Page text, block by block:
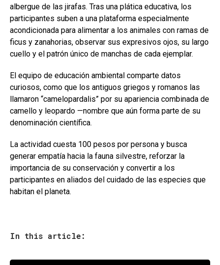
albergue de las jirafas. Tras una plática educativa, los
participantes suben a una plataforma especialmente
acondicionada para alimentar a los animales con ramas de
ficus y zanahorias, observar sus expresivos ojos, su largo
cuello y el patrón único de manchas de cada ejemplar.
El equipo de educación ambiental comparte datos
curiosos, como que los antiguos griegos y romanos las
llamaron “camelopardalis” por su apariencia combinada de
camello y leopardo —nombre que aún forma parte de su
denominación científica.
La actividad cuesta 100 pesos por persona y busca
generar empatía hacia la fauna silvestre, reforzar la
importancia de su conservación y convertir a los
participantes en aliados del cuidado de las especies que
habitan el planeta.
In this article: